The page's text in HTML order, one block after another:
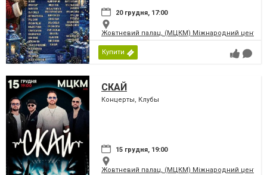
20 грудня, 17:00
Жовтневий палац, (МЦКМ) Міжнародний центр
Купити
СКАЙ
Концерты, Клубы
15 грудня, 19:00
Жовтневий палац, (МЦКМ) Міжнародний центр